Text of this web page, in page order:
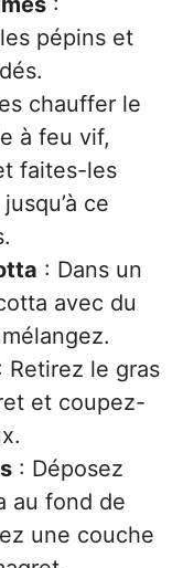
pépins et
chauffer le
à feu vif,
faites-les
ce
: Dans un
avec du
Retirez le gras
et coupez-
: Déposez
au fond de
une couche